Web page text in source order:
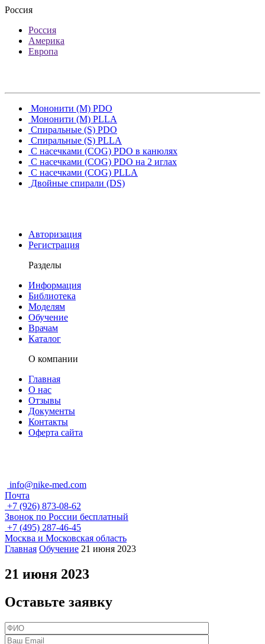
Россия
Россия
Америка
Европа
Мононити (M) PDO
Мононити (M) PLLA
Спиральные (S) PDO
Спиральные (S) PLLA
С насечками (COG) PDO в канюлях
С насечками (COG) PDO на 2 иглах
С насечками (COG) PLLA
Двойные спирали (DS)
Авторизация
Регистрация
Разделы
Информация
Библиотека
Моделям
Обучение
Врачам
Каталог
О компании
Главная
О нас
Отзывы
Документы
Контакты
Оферта сайта
info@nike-med.com
Почта
+7 (926) 873-08-62
Звонок по России бесплатный
+7 (495) 287-46-45
Москва и Московская область
Главная Обучение 21 июня 2023
21 июня 2023
Оставьте заявку